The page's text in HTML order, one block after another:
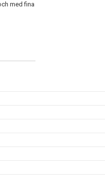
med fina